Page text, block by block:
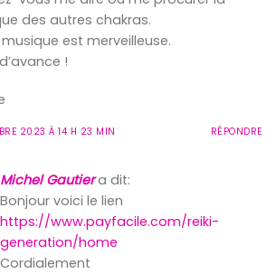
des autres chakras.
est merveilleuse.
!
2023 À 14 H 23 MIN RÉPONDRE
Michel Gautier a dit:
Bonjour voici le lien
https://www.payfacile.com/reiki-
generation/home
Cordialement